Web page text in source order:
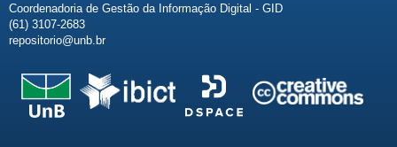
Coordenadoria de Gestão da Informação Digital - GID
(61) 3107-2683
repositorio@unb.br